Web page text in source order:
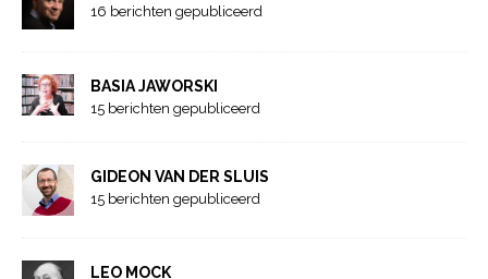
16 berichten gepubliceerd
BASIA JAWORSKI
15 berichten gepubliceerd
GIDEON VAN DER SLUIS
15 berichten gepubliceerd
LEO MOCK